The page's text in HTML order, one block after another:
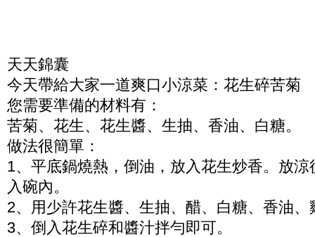
天天錦囊
今天帶給大家一道爽口小涼菜：花生碎苦菊
您需要準備的材料有：
苦菊、花生、花生醬、生抽、香油、白糖。
做法很簡單：
1、平底鍋燒熱，倒油，放入花生炒香。放
入碗內。
2、用少許花生醬、生抽、醋、白糖、香油
3、倒入花生碎和醬汁拌勻即可。